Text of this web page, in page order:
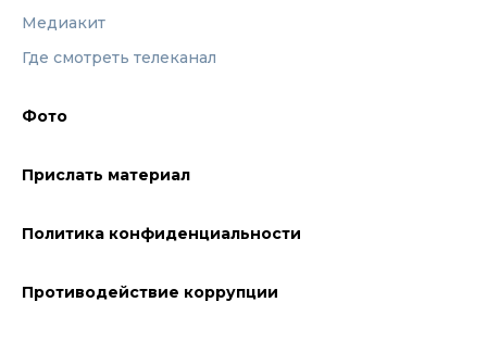
Медиакит
Где смотреть телеканал
Фото
Прислать материал
Политика конфиденциальности
Противодействие коррупции